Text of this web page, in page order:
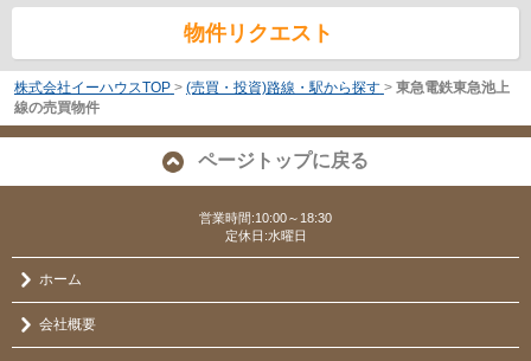
物件リクエスト
株式会社イーハウスTOP > (売買・投資)路線・駅から探す > 東急電鉄東急池上
線の売買物件
ページトップに戻る
営業時間:10:00～18:30
定休日:水曜日
ホーム
会社概要